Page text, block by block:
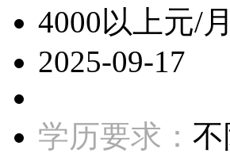
4000以上元/月
2025-09-17
学历要求： 不